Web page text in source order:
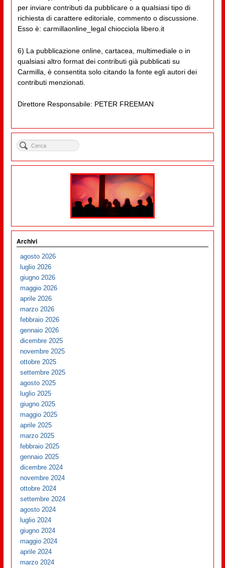
per inviare contributi da pubblicare o a qualsiasi tipo di
richiesta di carattere editoriale, commento o discussione.
Esso è: carmillaonline_legal chiocciola libero.it
6) La pubblicazione online, cartacea, multimediale o in
qualsiasi altro format dei contributi già pubblicati su
Carmilla, è consentita solo citando la fonte egli autori dei
contributi menzionati.
Direttore Responsabile: PETER FREEMAN
Archivi
agosto 2026
luglio 2026
giugno 2026
maggio 2026
aprile 2026
marzo 2026
febbraio 2026
gennaio 2026
dicembre 2025
novembre 2025
ottobre 2025
settembre 2025
agosto 2025
luglio 2025
giugno 2025
maggio 2025
aprile 2025
marzo 2025
febbraio 2025
gennaio 2025
dicembre 2024
novembre 2024
ottobre 2024
settembre 2024
agosto 2024
luglio 2024
giugno 2024
maggio 2024
aprile 2024
marzo 2024